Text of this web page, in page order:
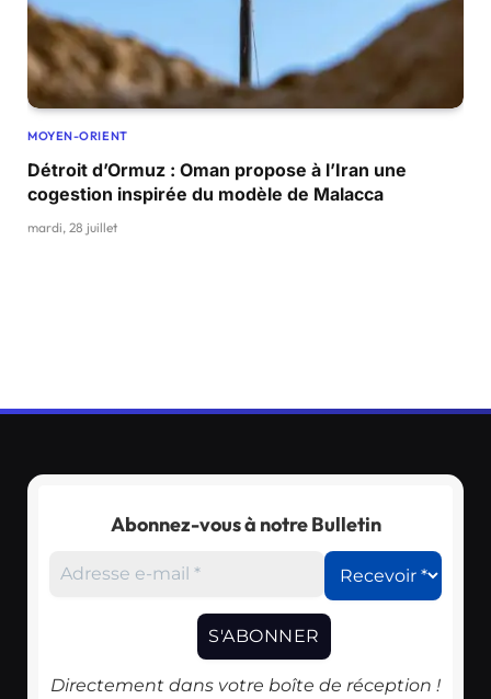
MOYEN-ORIENT
Détroit d’Ormuz : Oman propose à l’Iran une
cogestion inspirée du modèle de Malacca
mardi, 28 juillet
Abonnez-vous à notre Bulletin
Directement dans votre boîte de réception !